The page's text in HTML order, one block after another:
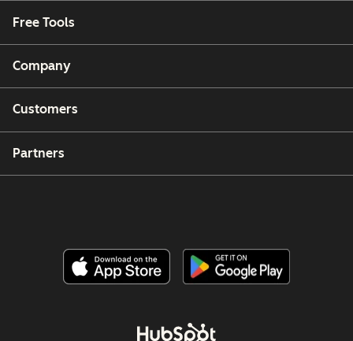
Free Tools
Company
Customers
Partners